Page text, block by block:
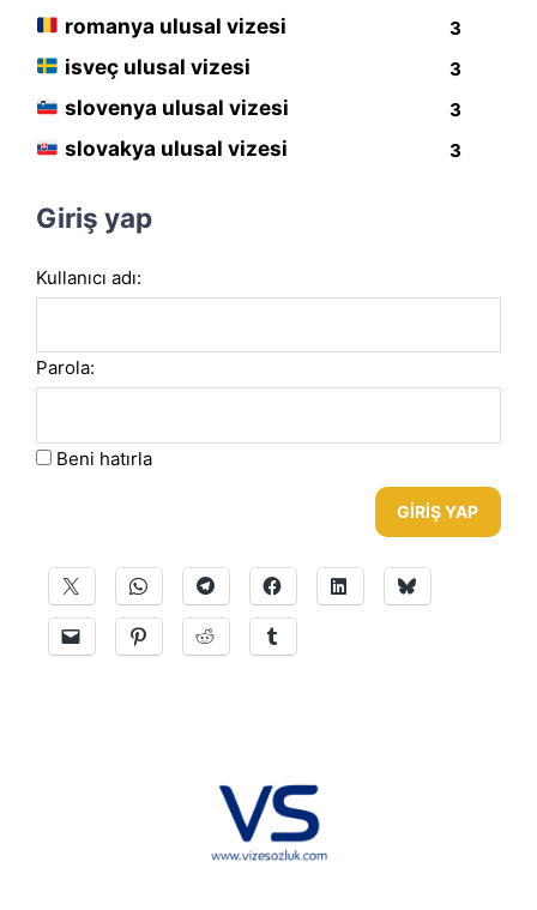
romanya ulusal vizesi 3
isveç ulusal vizesi 3
slovenya ulusal vizesi 3
slovakya ulusal vizesi 3
Giriş yap
Kullanıcı adı:
Parola:
Beni hatırla
GIRIŞ YAP